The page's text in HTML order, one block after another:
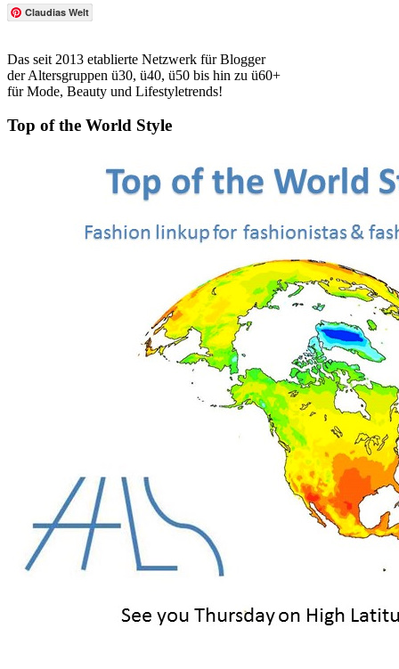
Claudias Welt
Das seit 2013 etablierte Netzwerk für Blogger
der Altersgruppen ü30, ü40, ü50 bis hin zu ü60+
für Mode, Beauty und Lifestyletrends!
Top of the World Style